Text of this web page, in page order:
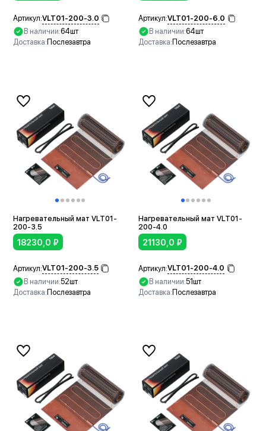
Артикул:VLT01-200-3.0
В наличии:64шт
Доставка: Послезавтра
Артикул:VLT01-200-6.0
В наличии:64шт
Доставка: Послезавтра
Нагревательный мат VLT01-
200-3.5
18230,0 ₽
Артикул:VLT01-200-3.5
В наличии:52шт
Доставка: Послезавтра
Нагревательный мат VLT01-
200-4.0
21130,0 ₽
Артикул:VLT01-200-4.0
В наличии:51шт
Доставка: Послезавтра